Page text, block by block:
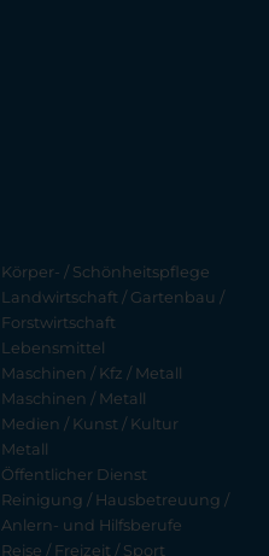
Körper- / Schönheitspflege
Landwirtschaft / Gartenbau /
Forstwirtschaft
Lebensmittel
Maschinen / Kfz / Metall
Maschinen / Metall
Medien / Kunst / Kultur
Metall
Öffentlicher Dienst
Reinigung / Hausbetreuung /
Anlern- und Hilfsberufe
Reise / Freizeit / Sport